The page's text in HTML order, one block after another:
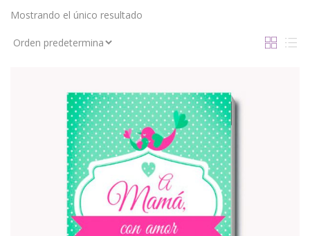
Mostrando el único resultado